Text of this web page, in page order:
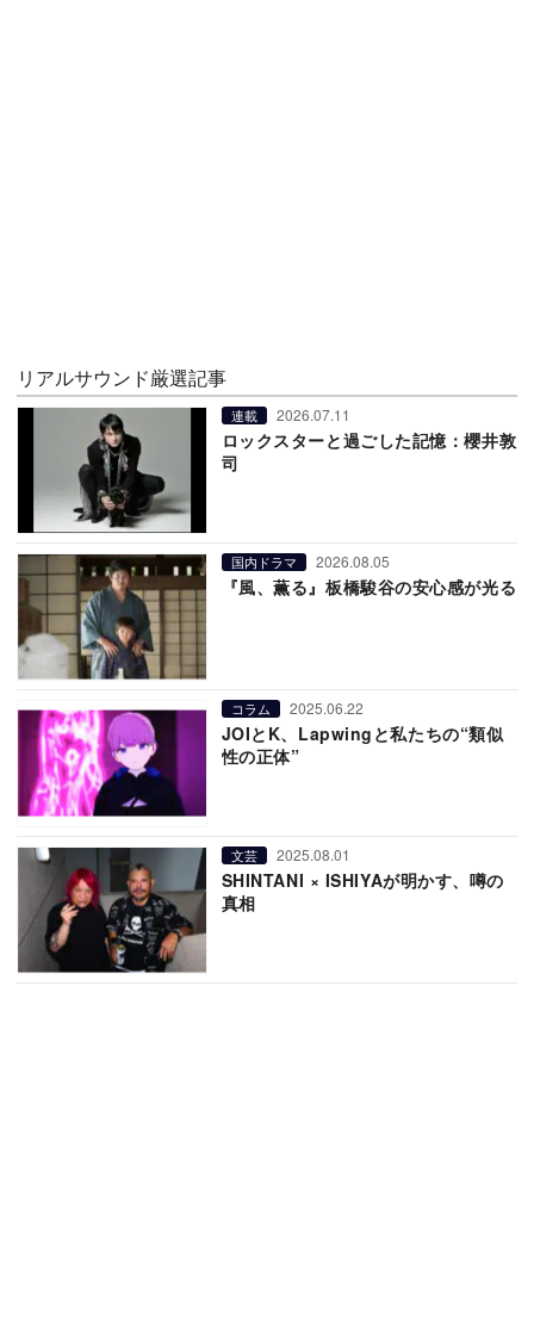
リアルサウンド厳選記事
連載 2026.07.11
ロックスターと過ごした記憶：櫻井敦
司
国内ドラマ 2026.08.05
『風、薫る』板橋駿谷の安心感が光る
コラム 2025.06.22
JOIとK、Lapwingと私たちの“類似
性の正体”
文芸 2025.08.01
SHINTANI × ISHIYAが明かす、噂の
真相